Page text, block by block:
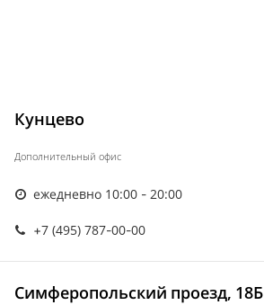
Кунцево
Дополнительный офис
ежедневно 10:00 - 20:00
+7 (495) 787-00-00
Симферопольский проезд, 18Б